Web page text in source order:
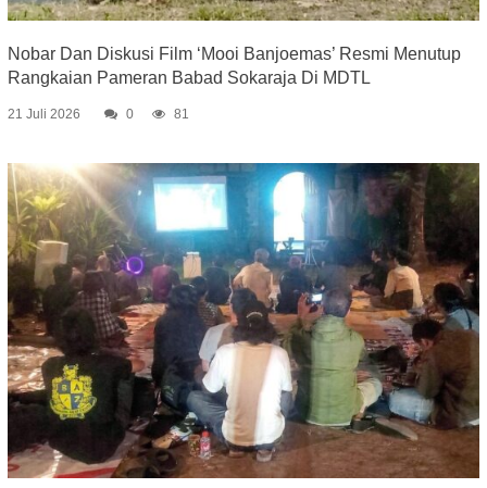
Nobar Dan Diskusi Film ‘Mooi Banjoemas’ Resmi Menutup
Rangkaian Pameran Babad Sokaraja Di MDTL
21 Juli 2026 0 81